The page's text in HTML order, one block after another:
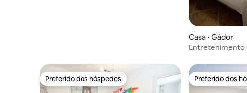
Casa ⋅ Gádor
Entretenimento
Preferido dos hóspedes
Preferido dos hóspedes Preferido dos
Preferido dos